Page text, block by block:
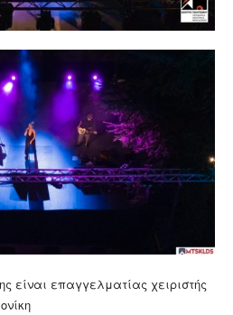
είναι επαγγελματίας χειριστής